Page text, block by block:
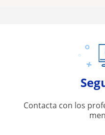
Contacta con los